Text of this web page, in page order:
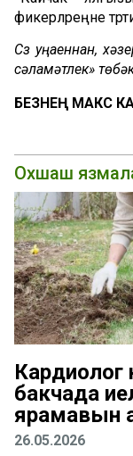
фикерләреңне
Сүз уңаеннан,
сәламәтлек»
БЕЗНЕҢ МАКС
Охшаш
Кардиолог
бакчада
ярамавын
26.05.2026